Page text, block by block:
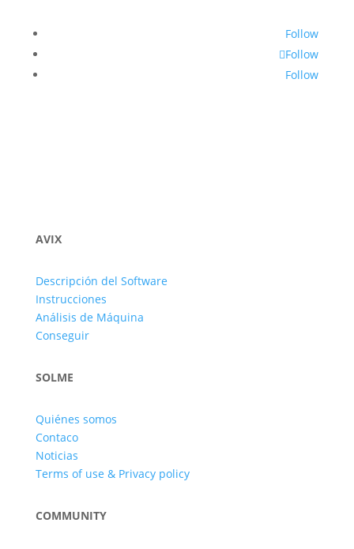
Follow
Follow
Follow
AVIX
Descripción del Software
Instrucciones
Análisis de Máquina
Conseguir
SOLME
Quiénes somos
Contaco
Noticias
Terms of use & Privacy policy
COMMUNITY